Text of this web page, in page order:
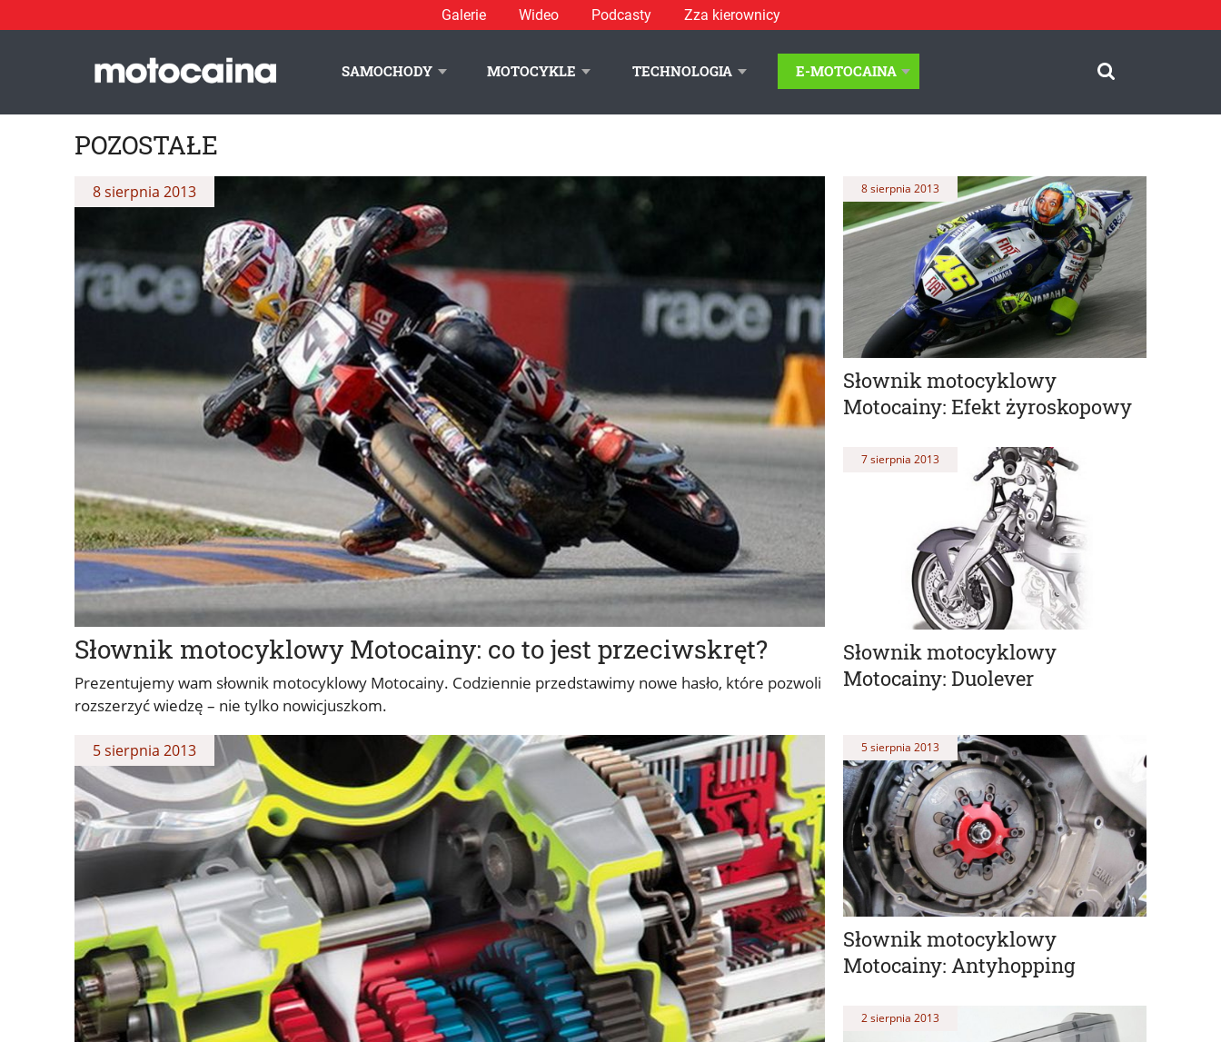
Galerie Wideo Podcasty Zza kierownicy
SAMOCHODY MOTOCYKLE TECHNOLOGIA E-MOTOCAINA
POZOSTAŁE
Słownik motocyklowy Motocainy: co to jest przeciwskręt?
8 sierpnia 2013
Prezentujemy wam słownik motocyklowy Motocainy. Codziennie przedstawimy nowe hasło, które pozwoli
rozszerzyć wiedzę – nie tylko nowicjuszkom.
Słownik motocyklowy
Motocainy: Efekt żyroskopowy
8 sierpnia 2013
Słownik motocyklowy
Motocainy: Duolever
7 sierpnia 2013
5 sierpnia 2013
Słownik motocyklowy
Motocainy: Antyhopping
5 sierpnia 2013
2 sierpnia 2013